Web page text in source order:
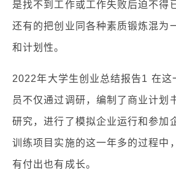
是找不到工作或工作失败后迫不得
还有的把创业同各种素质锻炼混为
和计划性。
2022年大学生创业总结报告1 在这
员不仅通过调研，编制了商业计划
研究，进行了模拟企业运行和参加
训练项目实施的这一年多的过程中
有付出也有成长。